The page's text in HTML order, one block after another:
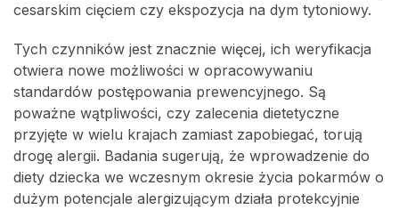
cesarskim cięciem czy ekspozycja na dym tytoniowy.
Tych czynników jest znacznie więcej, ich weryfikacja
otwiera nowe możliwości w opracowywaniu
standardów postępowania prewencyjnego. Są
poważne wątpliwości, czy zalecenia dietetyczne
przyjęte w wielu krajach zamiast zapobiegać, torują
drogę alergii. Badania sugerują, że wprowadzenie do
diety dziecka we wczesnym okresie życia pokarmów o
dużym potencjale alergizującym działa protekcyjnie